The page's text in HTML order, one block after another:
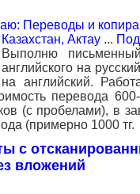
Переводы и
Казахстан, Актау ...
Выполню
английского на
на английский.
перевода
(с пробелами), в
(примерно 1000 тг.
с
вложений